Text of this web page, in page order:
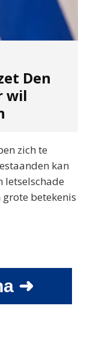
Den
wil
zich te
kan
letselschade
grote betekenis
➜